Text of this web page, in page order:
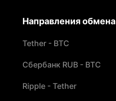
Направления обмена
Tether - BTC
Сбербанк RUB - BTC
Ripple - Tether